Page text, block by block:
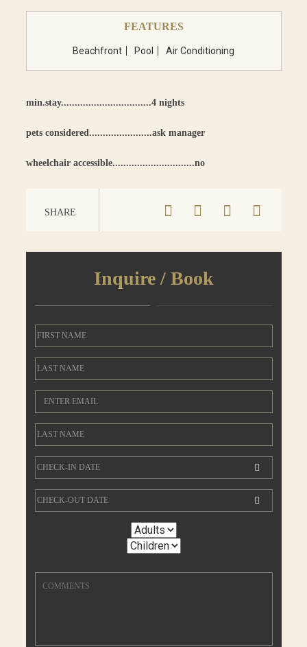
FEATURES
Beachfront Pool Air Conditioning
min.stay.................................4 nights
pets considered.......................ask manager
wheelchair accessible..............................no
SHARE
Inquire / Book